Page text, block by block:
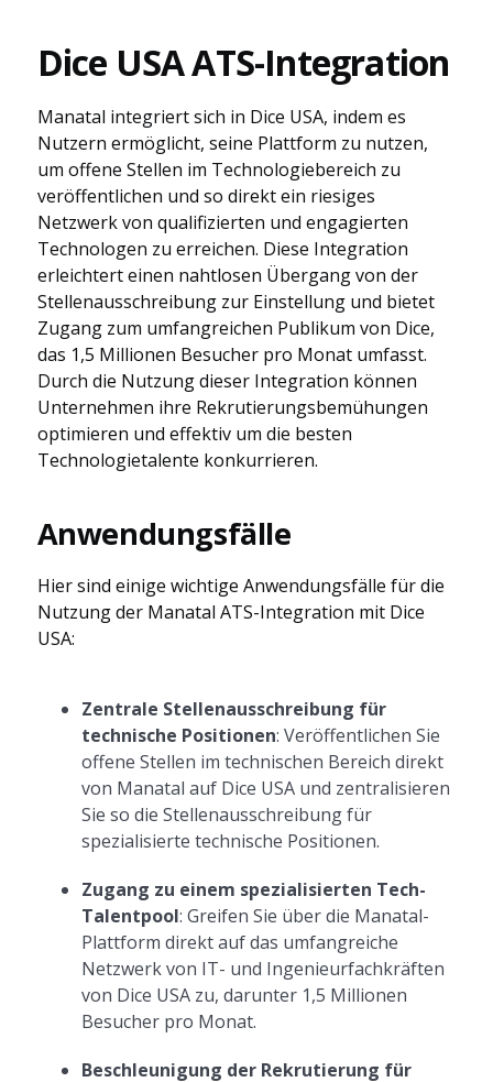
Dice USA ATS-Integration
Manatal integriert sich in Dice USA, indem es
Nutzern ermöglicht, seine Plattform zu nutzen,
um offene Stellen im Technologiebereich zu
veröffentlichen und so direkt ein riesiges
Netzwerk von qualifizierten und engagierten
Technologen zu erreichen. Diese Integration
erleichtert einen nahtlosen Übergang von der
Stellenausschreibung zur Einstellung und bietet
Zugang zum umfangreichen Publikum von Dice,
das 1,5 Millionen Besucher pro Monat umfasst.
Durch die Nutzung dieser Integration können
Unternehmen ihre Rekrutierungsbemühungen
optimieren und effektiv um die besten
Technologietalente konkurrieren.
Anwendungsfälle
Hier sind einige wichtige Anwendungsfälle für die
Nutzung der Manatal ATS-Integration mit Dice
USA:
Zentrale Stellenausschreibung für
technische Positionen: Veröffentlichen Sie
offene Stellen im technischen Bereich direkt
von Manatal auf Dice USA und zentralisieren
Sie so die Stellenausschreibung für
spezialisierte technische Positionen.
Zugang zu einem spezialisierten Tech-
Talentpool: Greifen Sie über die Manatal-
Plattform direkt auf das umfangreiche
Netzwerk von IT- und Ingenieurfachkräften
von Dice USA zu, darunter 1,5 Millionen
Besucher pro Monat.
Beschleunigung der Rekrutierung für